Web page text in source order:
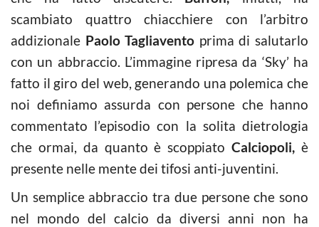
scambiato quattro chiacchiere con l’arbitro
addizionale Paolo Tagliavento prima di salutarlo
con un abbraccio. L’immagine ripresa da ‘Sky’ ha
fatto il giro del web, generando una polemica che
noi definiamo assurda con persone che hanno
commentato l’episodio con la solita dietrologia
che ormai, da quanto è scoppiatoCalciopoli, è
presente nelle mente dei tifosi anti-juventini.
Un semplice abbraccio tra due persone che sono
nel mondo del calcio da diversi anni non ha